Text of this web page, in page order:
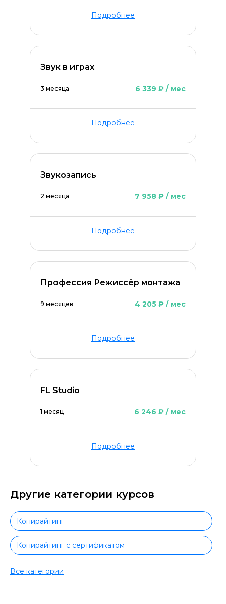
Подробнее
Звук в играх
3 месяца 6 339 ₽ / мес
Подробнее
Звукозапись
2 месяца 7 958 ₽ / мес
Подробнее
Профессия Режиссёр монтажа
9 месяцев 4 205 ₽ / мес
Подробнее
FL Studio
1 месяц 6 246 ₽ / мес
Подробнее
Другие категории курсов
Копирайтинг
Копирайтинг с сертификатом
Копирайтинг с трудоустройством
Все категории